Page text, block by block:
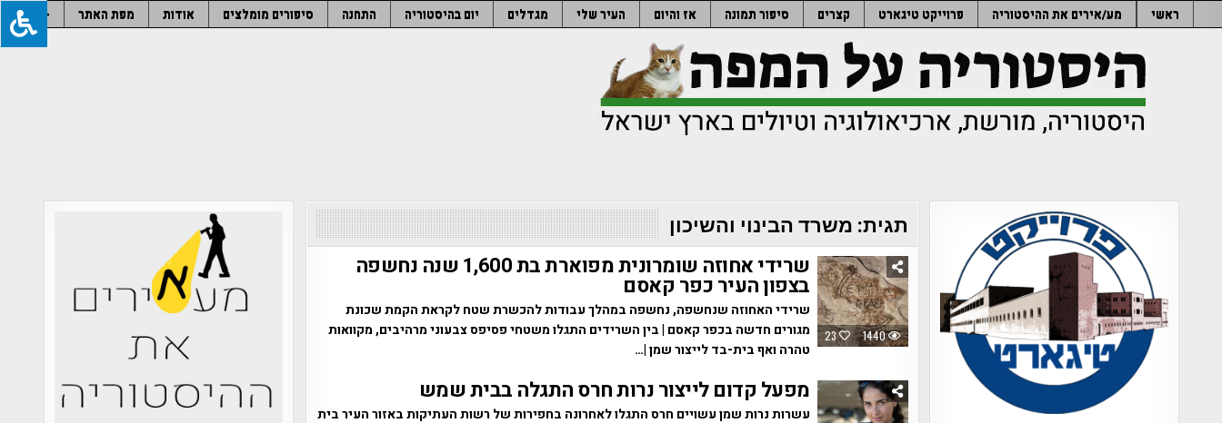
to
ראשי מע/אירים את ההיסטוריה פרוייקט טיגארט קצרים סיפור תמונה אז והיום העיר שלי מגדלים יום בהיסטוריה התחנה סיפורים מומלצים אודות מפת האתר –
תגית: משרד הבינוי והשיכון
23 1440
שרידי אחוזה שומרונית מפוארת בת 1,600 שנה נחשפה
בצפון העיר כפר קאסם
שרידי האחוזה שנחשפה, נחשפה במהלך עבודות להכשרת שטח לקראת הקמת שכונת
מגורים חדשה בכפר קאסם | בין השרידים התגלו משטחי פסיפס צבעוני מרהיבים, מקוואות
טהרה ואף בית-בד לייצור שמן |…
מפעל קדום לייצור נרות חרס התגלה בבית שמש
עשרות נרות שמן עשויים חרס התגלו לאחרונה בחפירות של רשות העתיקות באזור העיר בית